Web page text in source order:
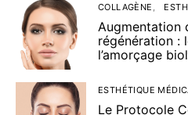
COLLAGÈNE
Augmentation
régénération :
l’amorçage
ESTHÉTIQUE
Le Protocole